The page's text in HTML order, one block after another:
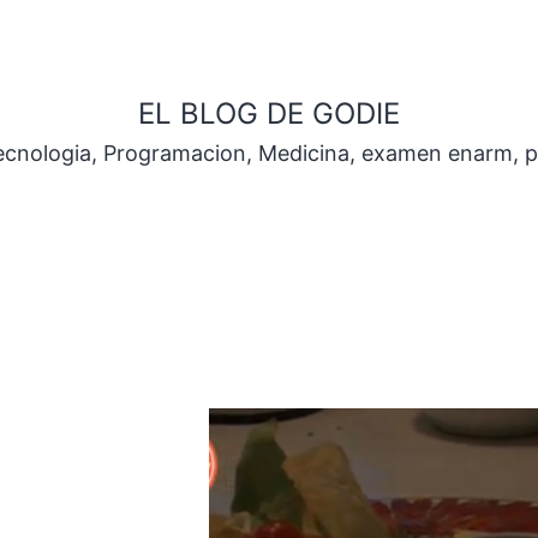
EL BLOG DE GODIE
Programacion, Medicina, examen enarm,